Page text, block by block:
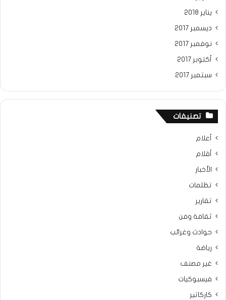
يناير 2018
ديسمبر 2017
نوفمبر 2017
أكتوبر 2017
سبتمبر 2017
تصنيفات
أعلام
أقلام
الأخبار
تظلمات
تقارير
ثقافة وفن
حوادث وغرائب
رياضة
غير مصنف
فيسبوكيات
كاركاتير